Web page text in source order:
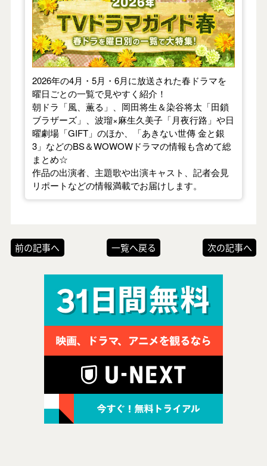
2026年の4月・5月・6月に放送された春ドラマを
曜日ごとの一覧で見やすく紹介！
朝ドラ「風、薫る」、岡田将生＆染谷将太「田鎖
ブラザーズ」、波瑠×麻生久美子「月夜行路」や日
曜劇場「GIFT」のほか、「あきない世傳 金と銀
3」などのBS＆WOWOWドラマの情報も含めて総
まとめ☆
作品の出演者、主題歌や出演キャスト、記者会見
リポートなどの情報満載でお届けします。
前の記事へ 一覧へ戻る 次の記事へ